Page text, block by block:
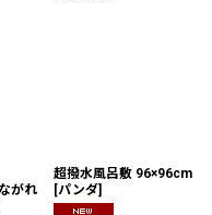
がれ
超撥水風呂敷 96×96cm
[パンダ]